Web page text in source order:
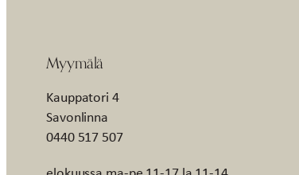
Myymälä
Kauppatori 4
Savonlinna
0440 517 507